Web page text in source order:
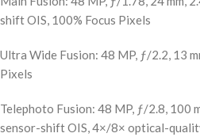
shift OIS, 100% Focus Pixels
Ultra Wide Fusion: 48 MP, ƒ/2.2, 13
Pixels
Telephoto Fusion: 48 MP, ƒ/2.8, 100
sensor-shift OIS, 4×/8× optical-